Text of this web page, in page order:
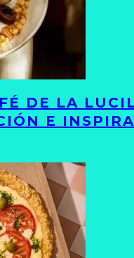
DE LA
E